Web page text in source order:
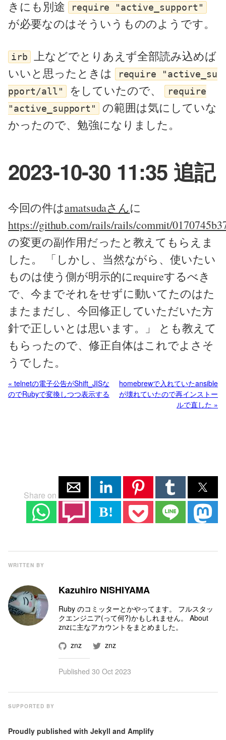
きにも別途
require "active_support"
が必要なのはそういうもののようです。
irb 上などでとりあえず全部読み込めば
いいと思ったときは
require "active_su
pport/all" をしていたので、 require
"active_support"
の範囲は気にしていな
かったので、勉強になりました。
2023-10-30 11:35 追記
今回の件はamatsudaさんに
https://github.com/rails/rails/commit/
の変更の副作用だったと教えてもらえま
した。 「しかし、当然ながら、使いたい
ものは使う側が明示的にrequireするべき
で、今までそれをせずに動いてたのはた
またまだし、今回修正していただいた方
針で正しいとは思います。」 とも教えて
もらったので、修正自体はこれでよさそ
うでした。
« telnetの電子公告がShift_JISな
のでRubyで変換しつつ表示する
homebrewで入れていたansible
が壊れていたので再インストー
ルで直した »
Share on
B!
WRITTEN BY
Kazuhiro NISHIYAMA
Ruby のコミッターとかやってます。 フルスタッ
クエンジニア(って何?)かもしれません。 About
znzに主なアカウントをまとめました。
znz
znz
Published 30 Oct 2023
SUPPORTED BY
Proudly published with Jekyll and Amplify